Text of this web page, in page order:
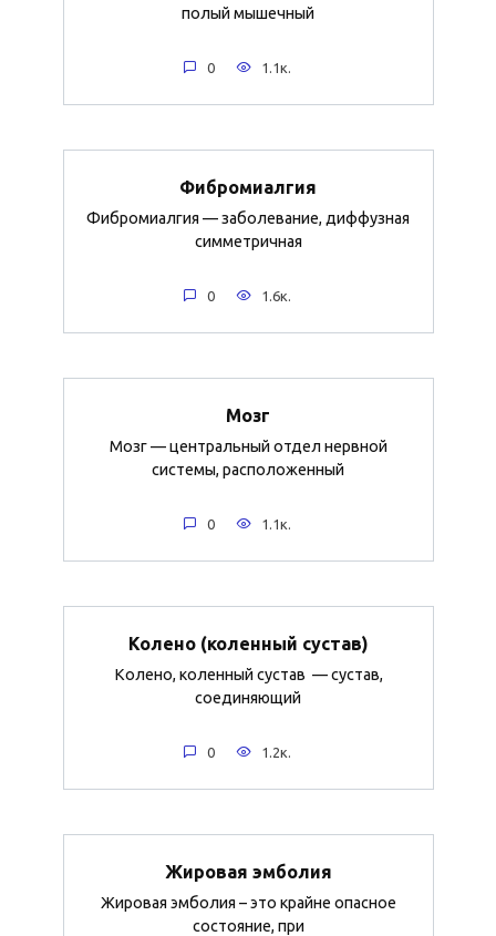
полый мышечный
0 1.1к.
Фибромиалгия
Фибромиалгия — заболевание, диффузная
симметричная
0 1.6к.
Мозг
Мозг — центральный отдел нервной
системы, расположенный
0 1.1к.
Колено (коленный сустав)
Колено, коленный сустав — сустав,
соединяющий
0 1.2к.
Жировая эмболия
Жировая эмболия – это крайне опасное
состояние, при